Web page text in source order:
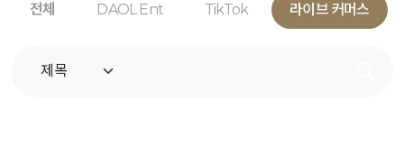
전체 DAOL Ent TikTok 라이브 커머스